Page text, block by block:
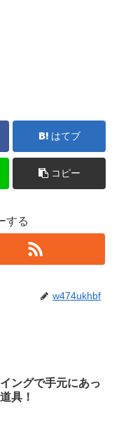
はてブ
コピー
する
w474ukhbf
ングで手元にあっ
具！